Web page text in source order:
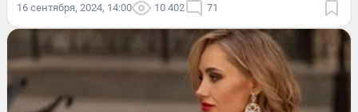
16 сентября, 2024, 14:00 10 402 71